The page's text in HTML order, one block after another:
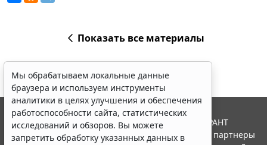
Показать все материалы
Мы обрабатываем локальные данные
браузера и используем инструменты
аналитики в целях улучшения и обеспечения
работоспособности сайта, статистических
исследований и обзоров. Вы можете
запретить обработку указанных данных в
© ООО "НПП "ГАРАНТ-СЕРВИС", 2026. Система ГАРАНТ
выпускается с 1990 года. Компания "Гарант" и ее партнеры